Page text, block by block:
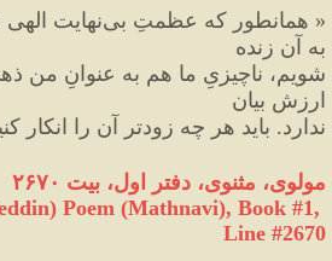
«
به آن زنده
ارزشِ بیان
ندارد. باید هر چه زودتر آن را انکار
مولوی، مثنوی، دفتر اول، بیت ۲۶۷۰
Poem (Mathnavi), Book #1,
Line #2670